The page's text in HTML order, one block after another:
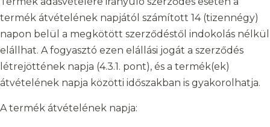
termék átvételének napjától számított 14 (tizennégy)
napon belül a megkötött szerződéstől indokolás nélkül
elállhat. A fogyasztó ezen elállási jogát a szerződés
létrejöttének napja (4.3.1. pont), és a termék(ek)
átvételének napja közötti időszakban is gyakorolhatja.
A termék átvételének napja: